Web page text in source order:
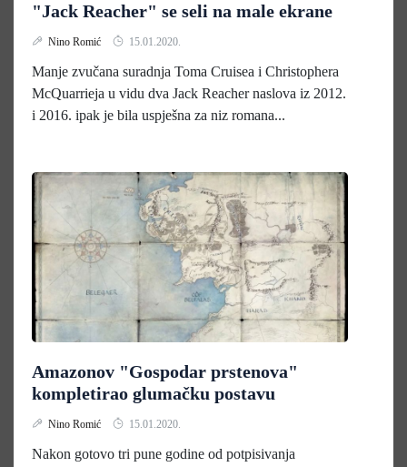
"Jack Reacher" se seli na male ekrane
Nino Romić 15.01.2020.
Manje zvučana suradnja Toma Cruisea i Christophera
McQuarrieja u vidu dva Jack Reacher naslova iz 2012.
i 2016. ipak je bila uspješna za niz romana...
Amazonov "Gospodar prstenova"
kompletirao glumačku postavu
Nino Romić 15.01.2020.
Nakon gotovo tri pune godine od potpisivanja